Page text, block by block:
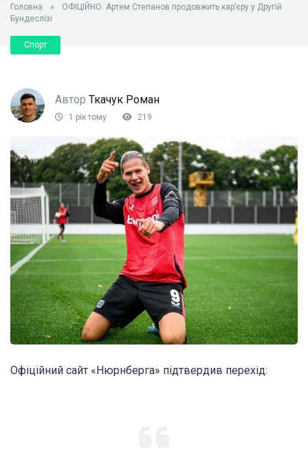
Головна »
ОФІЦІЙНО. Артем Степанов продовжить кар’єру у Другій
Бундеслізі
Спорт
Автор Ткачук Роман
1 рік тому 219
Офіційний сайт «Нюрнберга» підтвердив перехід: